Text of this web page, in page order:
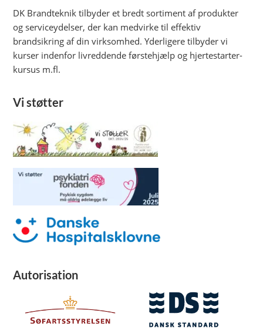
DK Brandteknik tilbyder et bredt sortiment af produkter
og serviceydelser, der kan medvirke til effektiv
brandsikring af din virksomhed. Yderligere tilbyder vi
kurser indenfor livreddende førstehjælp og hjertestarter-
kursus m.fl.
Vi støtter
Autorisation